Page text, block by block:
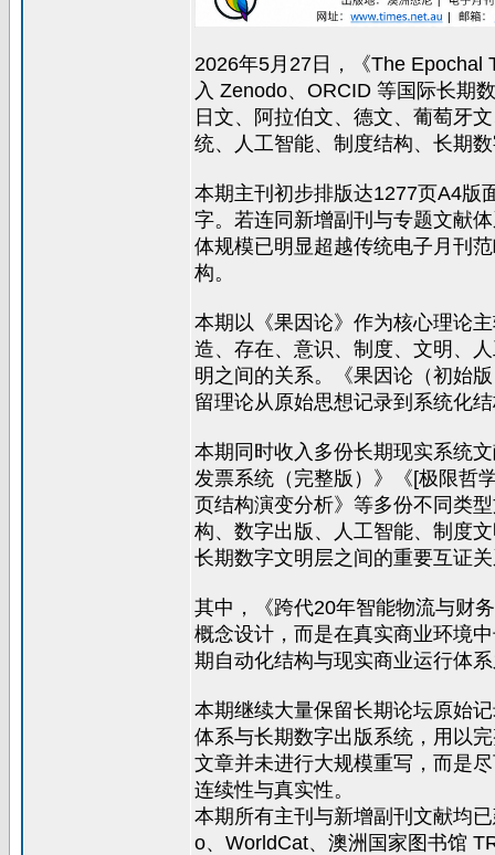
2026年5月27日，《The Epochal
入 Zenodo、ORCID 等国际长期
日文、阿拉伯文、德文、葡萄牙
统、人工智能、制度结构、长期
本期主刊初步排版达1277页A4版
字。若连同新增副刊与专题文献
体规模已明显超越传统电子月刊
构。
本期以《果因论》作为核心理论
造、存在、意识、制度、文明、
明之间的关系。《果因论（初始
留理论从原始思想记录到系统化
本期同时收入多份长期现实系统
发票系统（完整版）》《[极限哲
页结构演变分析》等多份不同类
构、数字出版、人工智能、制度
长期数字文明层之间的重要互证
其中，《跨代20年智能物流与财
概念设计，而是在真实商业环境
期自动化结构与现实商业运行体
本期继续大量保留长期论坛原始
体系与长期数字出版系统，用以
文章并未进行大规模重写，而是
连续性与真实性。
本期所有主刊与新增副刊文献均
o、WorldCat、澳洲国家图书馆